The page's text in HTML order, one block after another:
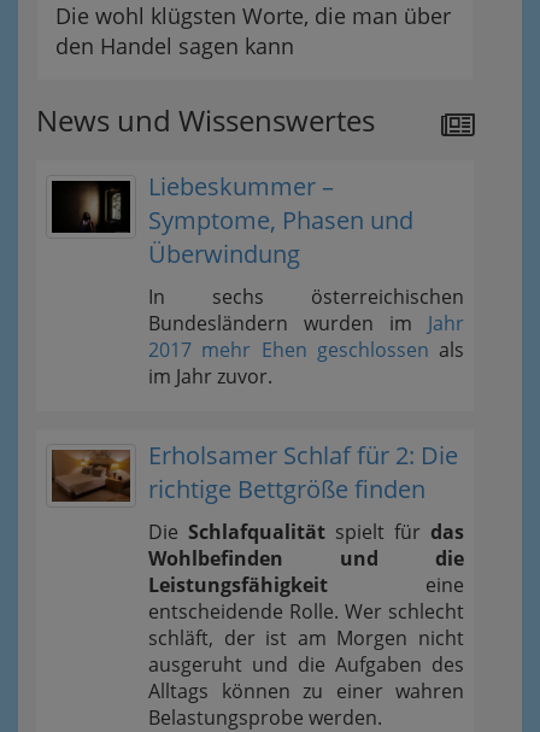
Die wohl klügsten Worte, die man über
den Handel sagen kann
News und Wissenswertes
Liebeskummer –
Symptome, Phasen und
Überwindung
In sechs österreichischen
Bundesländern wurden im Jahr
2017 mehr Ehen geschlossen als
im Jahr zuvor.
Erholsamer Schlaf für 2: Die
richtige Bettgröße finden
Die Schlafqualität spielt für das
Wohlbefinden und die
Leistungsfähigkeit eine
entscheidende Rolle. Wer schlecht
schläft, der ist am Morgen nicht
ausgeruht und die Aufgaben des
Alltags können zu einer wahren
Belastungsprobe werden.